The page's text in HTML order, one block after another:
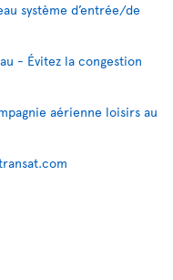
système d’entrée/de
- Évitez la congestion
aérienne loisirs au